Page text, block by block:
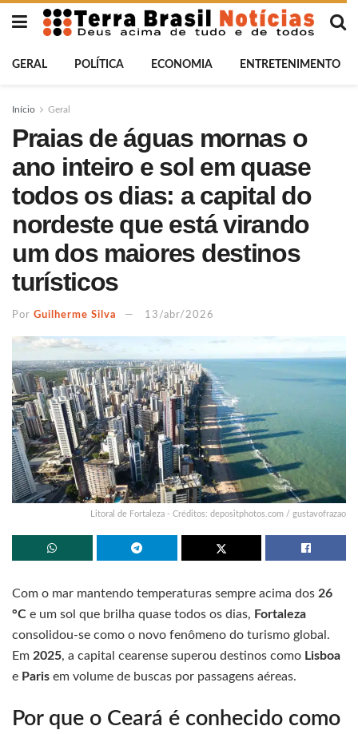
GERAL POLÍTICA ECONOMIA ENTRETENIMENTO
Início Geral
Praias de águas mornas o
ano inteiro e sol em quase
todos os dias: a capital do
nordeste que está virando
um dos maiores destinos
turísticos
Por Guilherme Silva 13/abr/2026
Litoral de Fortaleza - Créditos: depositphotos.com / gustavofrazao
Com o mar mantendo temperaturas sempre acima dos 26
°C e um sol que brilha quase todos os dias, Fortaleza
consolidou-se como o novo fenômeno do turismo global.
Em 2025, a capital cearense superou destinos como Lisboa
e Paris em volume de buscas por passagens aéreas.
Por que o Ceará é conhecido como